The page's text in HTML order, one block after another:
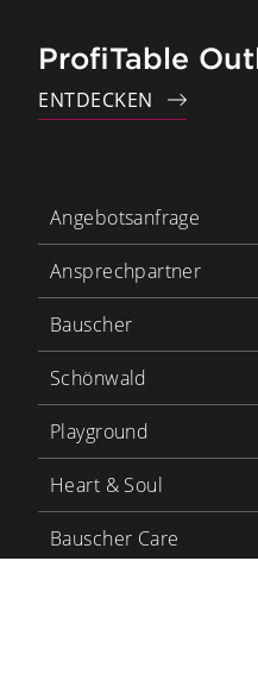
ProfiTable
ENTDECKEN
Angebotsanfrage
Ansprechpartner
Bauscher
Schönwald
Playground
Heart & Soul
Bauscher Care